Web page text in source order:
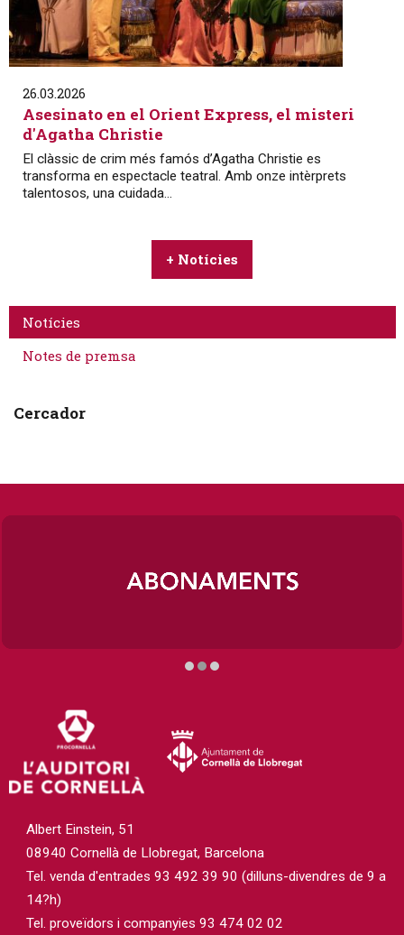
26.03.2026
Asesinato en el Orient Express, el misteri
d'Agatha Christie
El clàssic de crim més famós d’Agatha Christie es
transforma en espectacle teatral. Amb onze intèrprets
talentosos, una cuidada...
+ Notícies
Notícies
Notes de premsa
Cercador
Albert Einstein, 51
08940 Cornellà de Llobregat, Barcelona
Tel. venda d'entrades 93 492 39 90 (dilluns-divendres de 9 a
14?h)
Tel. proveïdors i companyies 93 474 02 02